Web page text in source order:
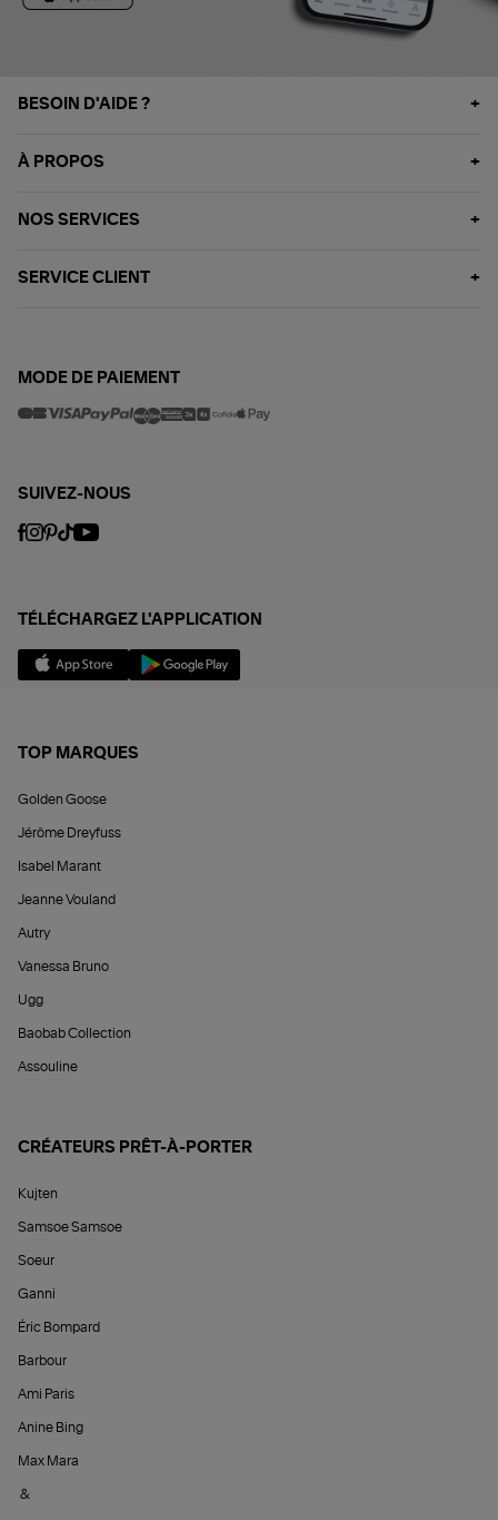
BESOIN D'AIDE ?
À PROPOS
NOS SERVICES
SERVICE CLIENT
MODE DE PAIEMENT
SUIVEZ-NOUS
TÉLÉCHARGEZ L'APPLICATION
TOP MARQUES
Golden Goose
Jérôme Dreyfuss
Isabel Marant
Jeanne Vouland
Autry
Vanessa Bruno
Ugg
Baobab Collection
Assouline
CRÉATEURS PRÊT-À-PORTER
Kujten
Samsoe Samsoe
Soeur
Ganni
Éric Bompard
Barbour
Ami Paris
Anine Bing
Max Mara
&